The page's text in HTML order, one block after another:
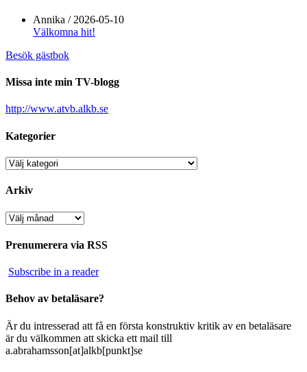
Annika / 2026-05-10
Välkomna hit!
Besök gästbok
Missa inte min TV-blogg
http://www.atvb.alkb.se
Kategorier
Kategorier
Arkiv
Arkiv
Prenumerera via RSS
Subscribe in a reader
Behov av betaläsare?
Är du intresserad att få en första konstruktiv kritik av en betaläsare
är du välkommen att skicka ett mail till
a.abrahamsson[at]alkb[punkt]se